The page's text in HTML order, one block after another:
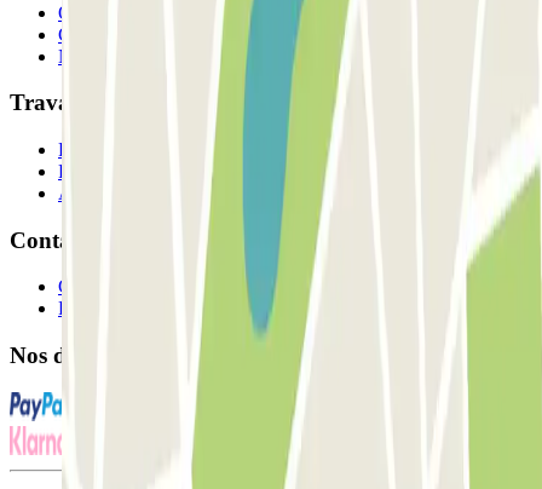
Qui sommes-nous ?
Comment ça marche?
Nos parkings
Travaillons ensemble?
Professionnels
Fournisseur de parking
Affiliés
Contact
Contactez-nous
FAQ
Nos différents modes de paiement: